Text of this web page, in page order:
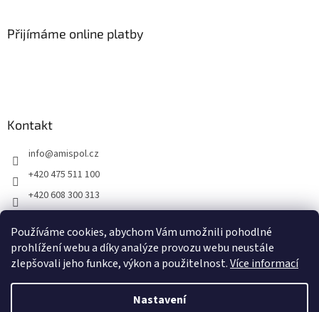
Používáme cookies, abychom Vám umožnili pohodlné
prohlížení webu a díky analýze provozu webu neustále
zlepšovali jeho funkce, výkon a použitelnost.Více informací
Nastavení
Přijímáme online platby
Kontakt
info@amispol.cz
+420 475 511 100
+420 608 300 313
Ukázky instalace AMISPOL Skrytého obrubníku